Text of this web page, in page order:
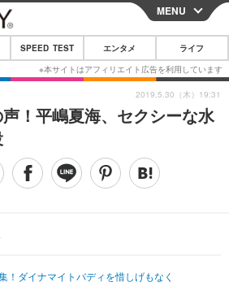
CLOSE
スマートフォン
その他
映画・ドラマ
ブログ
MENU
SPEED TEST エンタメ ライフ
！平嶋夏海、セクシーな水
！ダイナマイトバディを惜しげもなく
2019.5.30（木）19:31